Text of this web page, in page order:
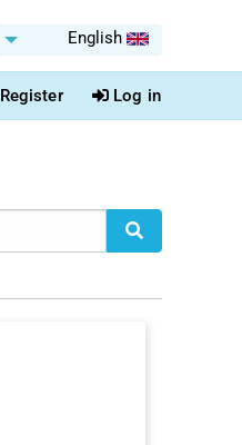
English
Register Log in